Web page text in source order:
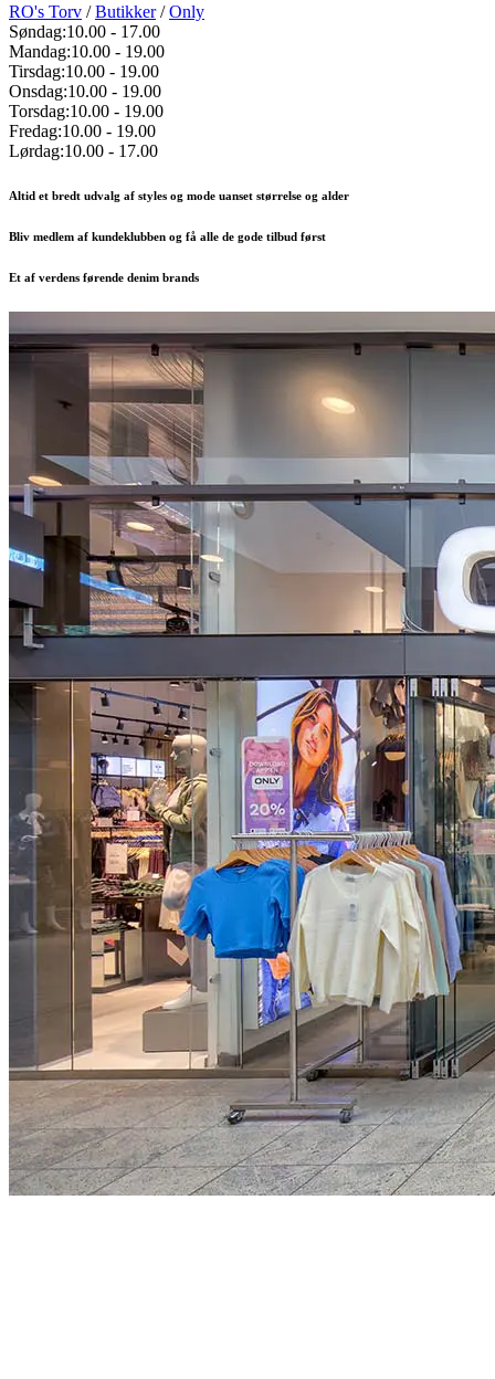
RO's Torv /Butikker/Only
Søndag:10.00 - 17.00
Mandag:10.00 - 19.00
Tirsdag:10.00 - 19.00
Onsdag:10.00 - 19.00
Torsdag:10.00 - 19.00
Fredag:10.00 - 19.00
Lørdag:10.00 - 17.00
Altid et bredt udvalg af styles og mode uanset størrelse og alder
Bliv medlem af kundeklubben og få alle de gode tilbud først
Et af verdens førende denim brands